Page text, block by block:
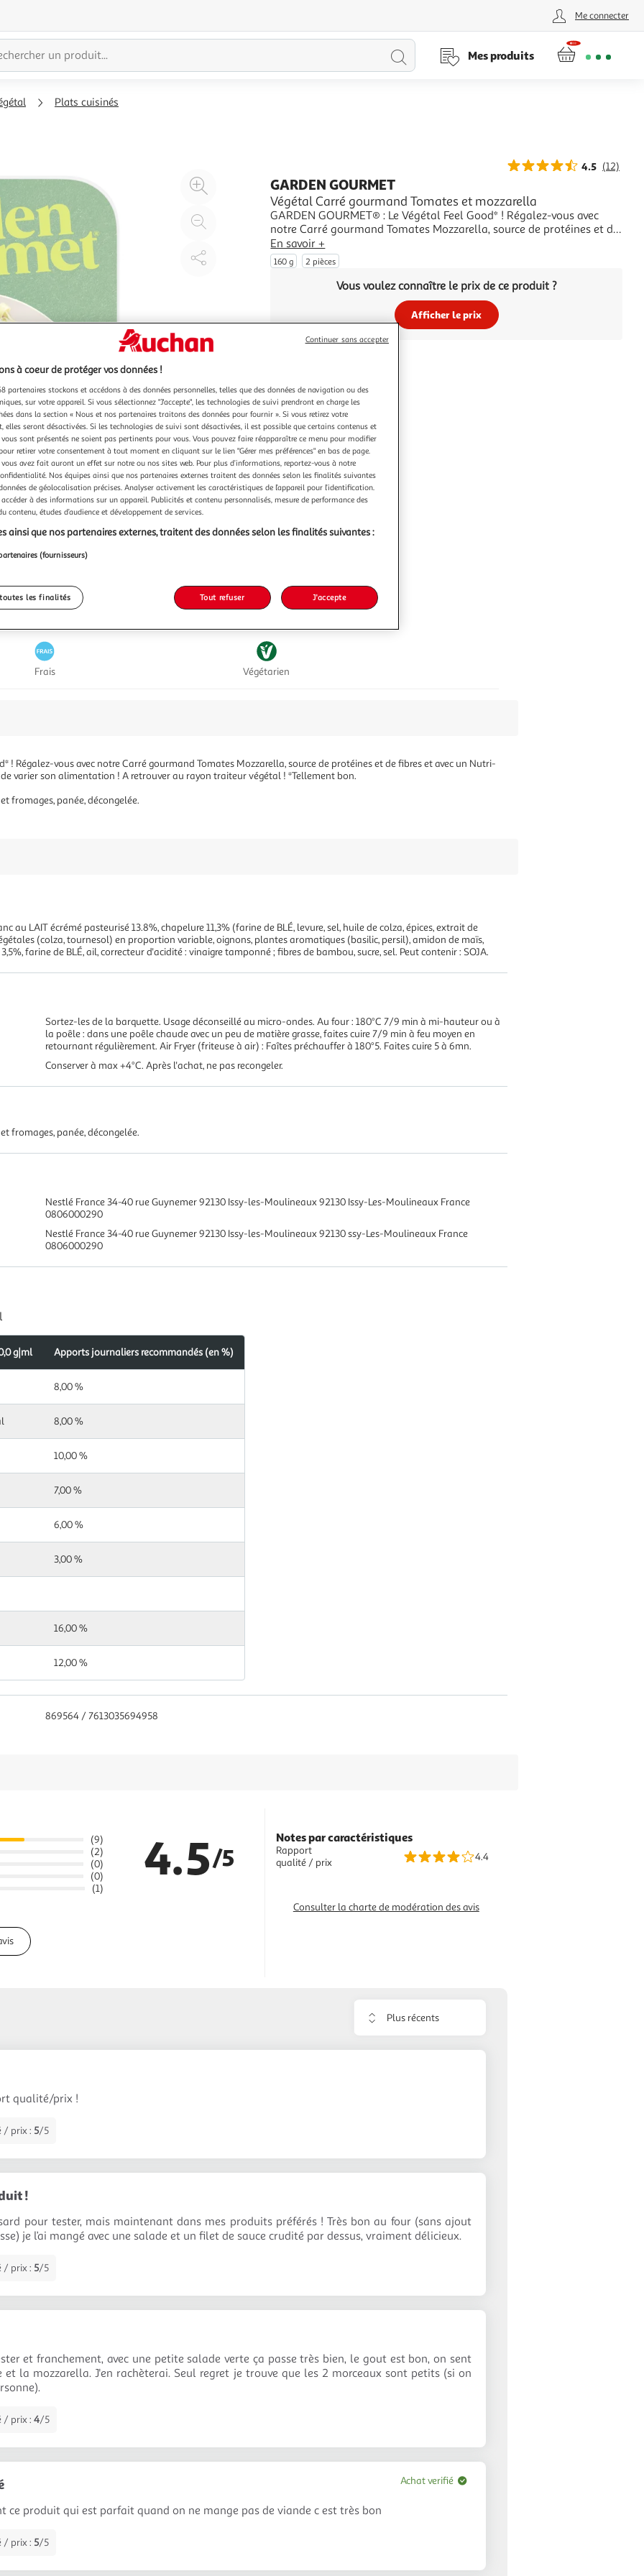
Me connecter
Lancer
Mes produits
Plats cuisinés
Agrandir
l'illustration
l'illustration
Partager
4.5 (12)
GARDEN GOURMET
Végétal Carré gourmand Tomates et mozzarella
GARDEN GOURMET® : Le Végétal Feel Good* ! Régalez-vous avec
notre Carré gourmand Tomates Mozzarella, source de protéines et de
fibres et avec un Nutri-score A : une façon pratique et gourmande de
varier son alimentation ! A retrouver au rayon traiteur végétal !
En savoir +
160 g 2 pièces
Vous voulez connaître le prix de ce produit ?
Afficher le prix
Frais Végétarien
! Régalez-vous avec notre Carré gourmand Tomates Mozzarella, source de protéines et de fibres et avec un Nutri-
varier son alimentation ! A retrouver au rayon traiteur végétal ! *Tellement bon.
fromages, panée, décongelée.
au LAIT écrémé pasteurisé 13.8%, chapelure 11,3% (farine de BLÉ, levure, sel, huile de colza, épices, extrait de
(colza, tournesol) en proportion variable, oignons, plantes aromatiques (basilic, persil), amidon de maïs,
farine de BLÉ, ail, correcteur d'acidité : vinaigre tamponné ; fibres de bambou, sucre, sel. Peut contenir : SOJA.
Sortez-les de la barquette. Usage déconseillé au micro-ondes. Au four : 180°C 7/9 min à mi-hauteur ou à
la poêle : dans une poêle chaude avec un peu de matière grasse, faites cuire 7/9 min à feu moyen en
retournant régulièrement. Air Fryer (friteuse à air) : Faîtes préchauffer à 180°5. Faites cuire 5 à 6mn.
Conserver à max +4°C. Après l'achat, ne pas recongeler.
fromages, panée, décongelée.
Nestlé France 34-40 rue Guynemer 92130 Issy-les-Moulineaux 92130 Issy-Les-Moulineaux France
0806000290
Nestlé France 34-40 rue Guynemer 92130 Issy-les-Moulineaux 92130 ssy-Les-Moulineaux France
0806000290
g|ml Apports journaliers recommandés (en %)
8,00 %
8,00 %
10,00 %
7,00 %
6,00 %
3,00 %
16,00 %
12,00 %
869564 / 7613035694958
(9)
(2)
(0)
(0)
(1)
4.5/5
Notes par caractéristiques
Rapport
qualité / prix
4.4
Consulter la charte de modération des avis
Trier
avis
qualité/prix !
/ prix : 5/5
!
pour tester, mais maintenant dans mes produits préférés ! Très bon au four (sans ajout
je l’ai mangé avec une salade et un filet de sauce crudité par dessus, vraiment délicieux.
/ prix : 5/5
et franchement, avec une petite salade verte ça passe très bien, le gout est bon, on sent
la mozzarella. J'en rachèterai. Seul regret je trouve que les 2 morceaux sont petits (si on
/ prix : 4/5
ce produit qui est parfait quand on ne mange pas de viande c est très bon
/ prix : 5/5
Achat verifié
à coeur de protéger vos données !
partenaires stockons et accédons à des données personnelles, telles que des données de navigation ou des
sur votre appareil. Si vous sélectionnez "J'accepte", les technologies de suivi prendront en charge les
dans la section « Nous et nos partenaires traitons des données pour fournir ». Si vous retirez votre
elles seront désactivées. Si les technologies de suivi sont désactivées, il est possible que certains contenus et
sont présentés ne soient pas pertinents pour vous. Vous pouvez faire réapparaître ce menu pour modifier
retirer votre consentement à tout moment en cliquant sur le lien "Gérer mes préférences" en bas de page.
vous avez fait auront un effet sur notre ou nos sites web. Pour plus d’informations, reportez-vous à notre
Nos équipes ainsi que nos partenaires externes traitent des données selon les finalités suivantes
de géolocalisation précises. Analyser activement les caractéristiques de l’appareil pour l’identification.
à des informations sur un appareil. Publicités et contenu personnalisés, mesure de performance des
contenu, études d’audience et développement de services.
ainsi que nos partenaires externes, traitent des données selon les finalités suivantes :
(fournisseurs)
les finalités Tout refuser J'accepte
Continuer sans accepter